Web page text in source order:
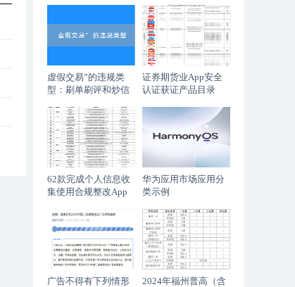
虚假交易”的违规类
型：刷单刷评和炒信
证券期货业App安全
认证获证产品目录
62款完成个人信息收
集使用合规整改App
华为应用市场应用分
类示例
广告不得有下列情形
2024年福州普高（含